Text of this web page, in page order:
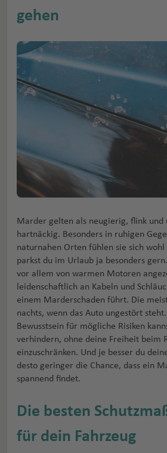
gehen
Marder gelten als neugierig, flink und
hartnäckig. Besonders in ruhigen
naturnahen Orten fühlen sie sich
parkst du im Urlaub ja besonders
vor allem von warmen Motoren
leidenschaftlich an Kabeln und
einem Marderschaden führt. Die
nachts, wenn das Auto ungestört
Bewusstsein für mögliche Risiken
verhindern, ohne deine Freiheit beim
einzuschränken. Und je besser du
desto geringer die Chance, dass ein
spannend findet.
Die besten
für dein Fahrzeug